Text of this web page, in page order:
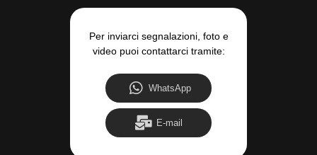
Per inviarci segnalazioni, foto e
video puoi contattarci tramite:
WhatsApp
E-mail